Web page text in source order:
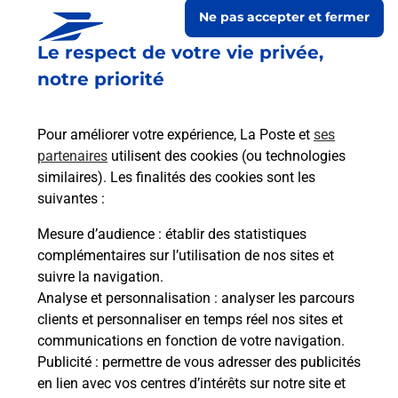
Le respect de votre vie privée,
notre priorité
Pour améliorer votre expérience, La Poste et ses
partenaires utilisent des cookies (ou technologies
similaires). Les finalités des cookies sont les
suivantes :
Mesure d’audience : établir des statistiques
complémentaires sur l’utilisation de nos sites et
suivre la navigation.
Analyse et personnalisation : analyser les parcours
clients et personnaliser en temps réel nos sites et
communications en fonction de votre navigation.
Publicité : permettre de vous adresser des publicités
en lien avec vos centres d’intérêts sur notre site et
Ne pas accepter et fermer
Collecte du courrier aujourd'hui à 08h30
5 Grande Rue
25470 Charmauvillers
Itinéraire
Le lien s'ouvre dans un nouvel onglet